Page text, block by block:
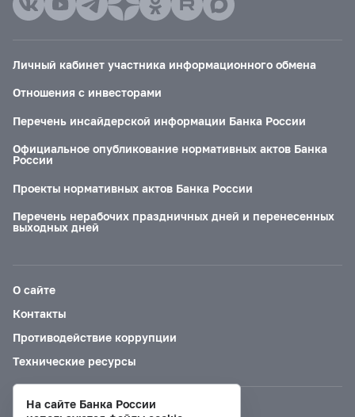
Личный кабинет участника информационного обмена
Отношения с инвесторами
Перечень инсайдерской информации Банка России
Официальное опубликование нормативных актов Банка
России
Проекты нормативных актов Банка России
Перечень нерабочих праздничных дней и перенесенных
выходных дней
О сайте
Контакты
Противодействие коррупции
Технические ресурсы
На сайте Банка России